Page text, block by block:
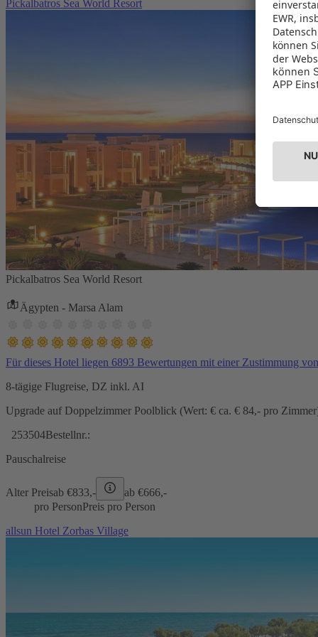
Pickalbatros Sea World Resort
Pickalbatros Sea World Resort
Ägypten - Marsa Alam
Für dieses Hotel liegen 6893 Bewertungen mit einer Zustimmung
8-tägige Flugreise, DZ inkl. AI
Upgrade auf Doppelzimmer Poolblick (Wert: € ca. € 84,- pro
253504Bestellnr.:
Pauschalreise
Alter Preisab €833,- ab €666,-
pro PersonPreis pro Person
allsun Hotel Zorbas Village